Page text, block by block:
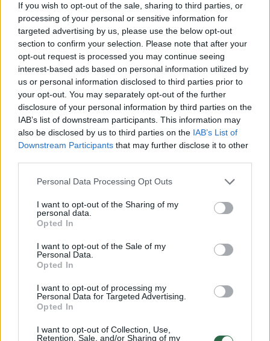
If you wish to opt-out of the sale, sharing to third parties, or
processing of your personal or sensitive information for
targeted advertising by us, please use the below opt-out
section to confirm your selection. Please note that after your
opt-out request is processed you may continue seeing
interest-based ads based on personal information utilized by
us or personal information disclosed to third parties prior to
your opt-out. You may separately opt-out of the further
disclosure of your personal information by third parties on the
IAB’s list of downstream participants. This information may
also be disclosed by us to third parties on the IAB’s List of
Downstream Participants that may further disclose it to other
Personal Data Processing Opt Outs
I want to opt-out of the Sharing of my
personal data.
Opted In
I want to opt-out of the Sale of my
Personal Data.
Opted In
I want to opt-out of processing my
Personal Data for Targeted Advertising.
Opted In
I want to opt-out of Collection, Use,
Retention, Sale, and/or Sharing of my
Anykščiuose, moteris (gimusi 1987 m.)
smurtavo prieš mažametę (gimusi 2017 m.).
Pareigūnai smurtavusią moterį sulaikė ir
uždarė į Panevėžio apskrities VPK areštinę.
Pradėtas ikiteisminis tyrimas
mušdamas ar kitaip smurtaudamas sukėlė
savo artimajam giminaičiui ar šeimos nariui
fizinį skausmą arba nežymiai jį sužalojo ar
trumpam susargdino, baudžiamas viešaisiais
darbais arba laisvės apribojimu, arba areštu,
arba laisvės atėmimu iki dvejų metų.
medžiagos? Pasidalinkite vaizdais su kitais lrytas.lt